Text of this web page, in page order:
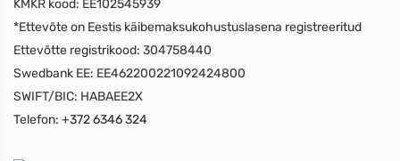
KMKR kood: EE102545939
*Ettevõte on Eestis käibemaksukohustuslasena registreeritud
Ettevõtte registrikood: 304758440
Swedbank EE: EE462200221092424800
SWIFT/BIC: HABAEE2X
Telefon: +372 6346 324